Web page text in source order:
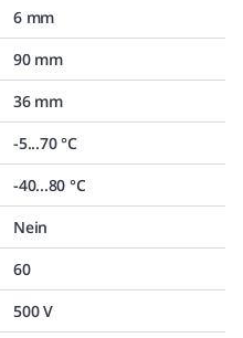
6 mm
90 mm
36 mm
-5...70 °C
-40...80 °C
Nein
60
500 V